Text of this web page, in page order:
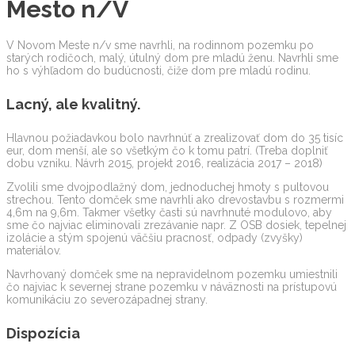
Mesto n/V
V Novom Meste n/v sme navrhli, na rodinnom pozemku po
starých rodičoch, malý, útulný dom pre mladú ženu. Navrhli sme
ho s výhľadom do budúcnosti, čiže dom pre mladú rodinu.
Lacný, ale kvalitný.
Hlavnou požiadavkou bolo navrhnúť a zrealizovať dom do 35 tisíc
eur, dom menší, ale so všetkým čo k tomu patrí. (Treba doplniť
dobu vzniku. Návrh 2015, projekt 2016, realizácia 2017 – 2018)
Zvolili sme dvojpodlažný dom, jednoduchej hmoty s pultovou
strechou. Tento domček sme navrhli ako drevostavbu s rozmermi
4,6m na 9,6m. Takmer všetky časti sú navrhnuté modulovo, aby
sme čo najviac eliminovali zrezávanie napr. Z OSB dosiek, tepelnej
izolácie a stým spojenú väčšiu pracnosť, odpady (zvyšky)
materiálov.
Navrhovaný domček sme na nepravidelnom pozemku umiestnili
čo najviac k severnej strane pozemku v náväznosti na prístupovú
komunikáciu zo severozápadnej strany.
Dispozícia